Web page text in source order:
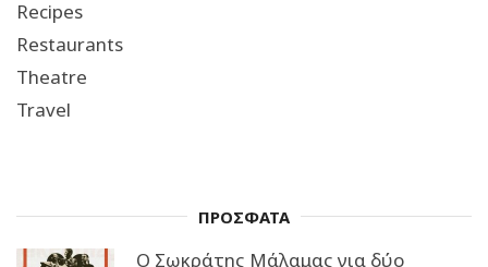
Recipes
Restaurants
Theatre
Travel
ΠΡΟΣΦΑΤΑ
Ο Σωκράτης Μάλαμας για δύο